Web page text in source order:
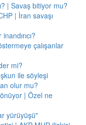
| Savaş bitiyor mu?
| İran savaşı
çalışanlar
mi?
ile söyleşi
olur mu?
| Özel ne
yürüyüşü"